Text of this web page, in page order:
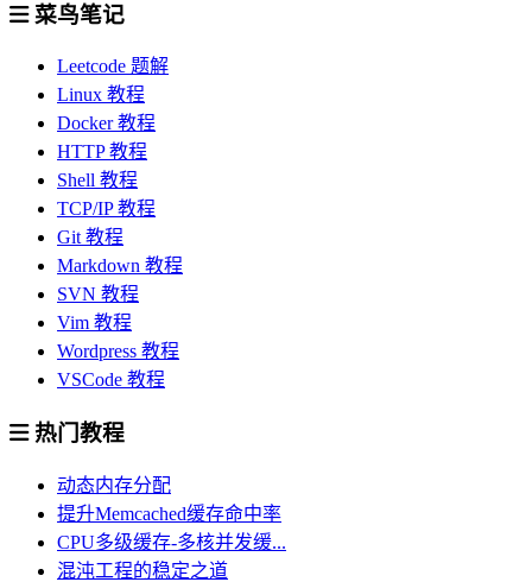
菜鸟笔记
Leetcode 题解
Linux 教程
Docker 教程
HTTP 教程
Shell 教程
TCP/IP 教程
Git 教程
Markdown 教程
SVN 教程
Vim 教程
Wordpress 教程
VSCode 教程
热门教程
动态内存分配
提升Memcached缓存命中率
CPU多级缓存-多核并发缓...
混沌工程的稳定之道